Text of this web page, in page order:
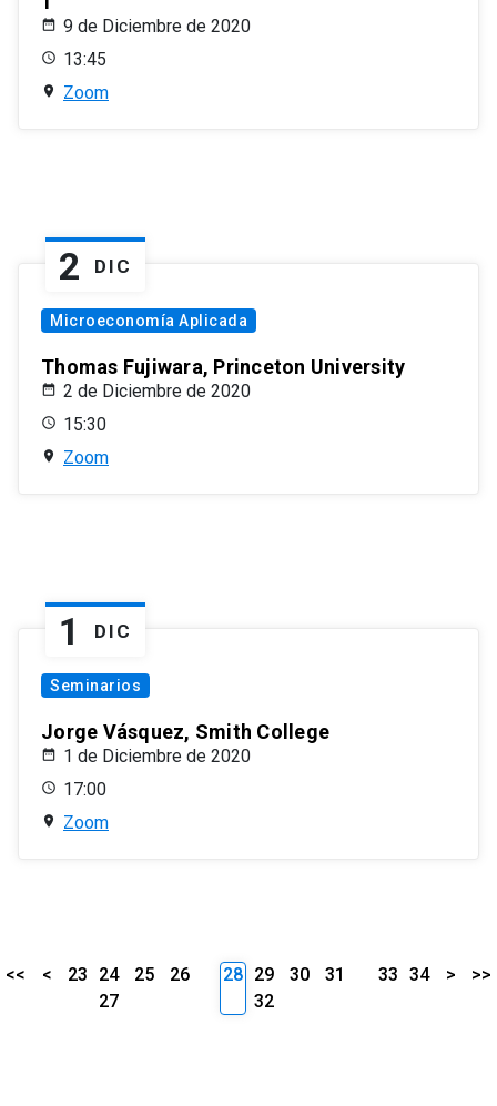
9 de Diciembre de 2020
13:45
Zoom
2 DIC
Microeconomía Aplicada
Thomas Fujiwara, Princeton University
2 de Diciembre de 2020
15:30
Zoom
1 DIC
Seminarios
Jorge Vásquez, Smith College
1 de Diciembre de 2020
17:00
Zoom
<< < 23 24 25
26
27
28 29 30
31
32
33 34 > >>